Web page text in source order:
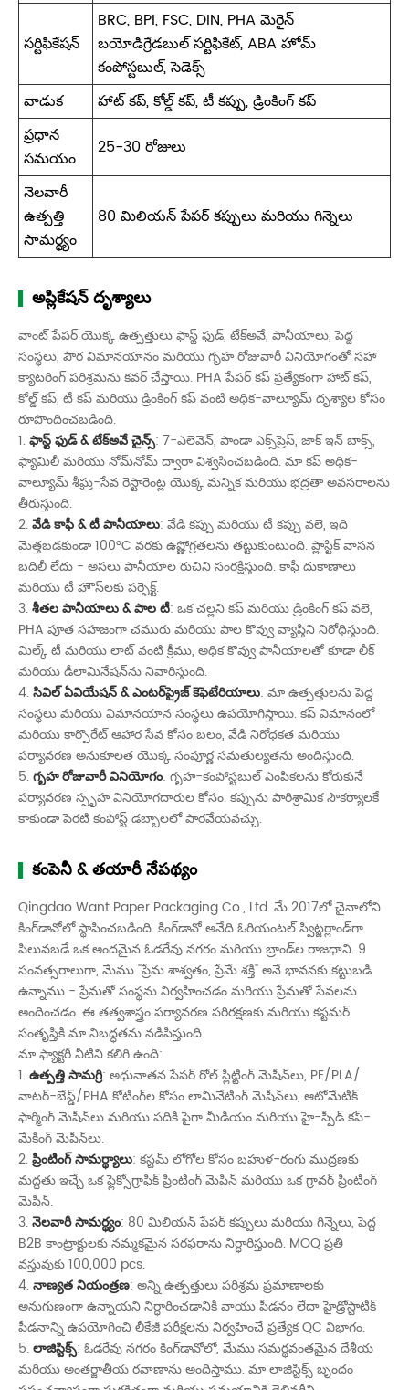
సర్టిఫికేషన్
BRC, BPI, FSC, DIN, PHA మెరైన్
బయోడిగ్రేడబుల్ సర్టిఫికేట్, ABA హోమ్
కంపోస్టబుల్, సెడెక్స్
వాడుక
హాట్ కప్, కోల్డ్ కప్, టీ కప్పు, డ్రింకింగ్ కప్
ప్రధాన
సమయం
25-30 రోజులు
నెలవారీ
ఉత్పత్తి
సామర్థ్యం
80 మిలియన్ పేపర్ కప్పులు మరియు గిన్నెలు
అప్లికేషన్ దృశ్యాలు
వాంట్ పేపర్ యొక్క ఉత్పత్తులు ఫాస్ట్ ఫుడ్, టేక్‌అవే, పానీయాలు, పెద్ద
సంస్థలు, పౌర విమానయానం మరియు గృహ రోజువారీ వినియోగంతో సహా
క్యాటరింగ్ పరిశ్రమను కవర్ చేస్తాయి. PHA పేపర్ కప్ ప్రత్యేకంగా హాట్ కప్,
కోల్డ్ కప్, టీ కప్ మరియు డ్రింకింగ్ కప్ వంటి అధిక-వాల్యూమ్ దృశ్యాల కోసం
రూపొందించబడింది.
1.ఫాస్ట్ ఫుడ్ & టేక్అవే చైన్స్: 7-ఎలెవెన్, పాండా ఎక్స్‌ప్రెస్, జాక్ ఇన్ బాక్స్,
ఫ్యామిలీ మరియు నోమ్‌నోమ్ ద్వారా విశ్వసించబడింది. మా కప్ అధిక-
వాల్యూమ్ శీఘ్ర-సేవ రెస్టారెంట్ల యొక్క మన్నిక మరియు భద్రతా అవసరాలను
తీరుస్తుంది.
2.వేడి కాఫీ & టీ పానీయాలు: వేడి కప్పు మరియు టీ కప్పు వలె, ఇది
మెత్తబడకుండా 100°C వరకు ఉష్ణోగ్రతలను తట్టుకుంటుంది. ప్లాస్టిక్ వాసన
బదిలీ లేదు - అసలు పానీయాల రుచిని సంరక్షిస్తుంది. కాఫీ దుకాణాలు
మరియు టీ హౌస్‌లకు పర్ఫెక్ట్.
3.శీతల పానీయాలు & పాల టీ: ఒక చల్లని కప్ మరియు డ్రింకింగ్ కప్ వలె,
PHA పూత సహజంగా చమురు మరియు పాల కొవ్వు వ్యాప్తిని నిరోధిస్తుంది.
మిల్క్ టీ మరియు లాట్ వంటి క్రీము, అధిక కొవ్వు పానీయాలతో కూడా లీక్
మరియు డీలామినేషన్‌ను నివారిస్తుంది.
4.సివిల్ ఏవియేషన్ & ఎంటర్‌ప్రైజ్ కెఫెటేరియాలు: మా ఉత్పత్తులను పెద్ద
సంస్థలు మరియు విమానయాన సంస్థలు ఉపయోగిస్తాయి. కప్ విమానంలో
మరియు కార్పొరేట్ ఆహార సేవ కోసం బలం, వేడి నిరోధకత మరియు
పర్యావరణ అనుకూలత యొక్క సంపూర్ణ సమతుల్యతను అందిస్తుంది.
5.గృహ రోజువారీ వినియోగం: గృహ-కంపోస్టబుల్ ఎంపికలను కోరుకునే
పర్యావరణ స్పృహ వినియోగదారుల కోసం. కప్పును పారిశ్రామిక సౌకర్యాలకే
కాకుండా పెరటి కంపోస్ట్ డబ్బాలలో పారవేయవచ్చు.
కంపెనీ & తయారీ నేపథ్యం
Qingdao Want Paper Packaging Co., Ltd. మే 2017లో చైనాలోని
కింగ్‌డావోలో స్థాపించబడింది. కింగ్‌డావో అనేది ఓరియంటల్ స్విట్జర్లాండ్‌గా
పిలువబడే ఒక అందమైన ఓడరేవు నగరం మరియు బ్రాండ్‌ల రాజధాని. 9
సంవత్సరాలుగా, మేము "ప్రేమ శాశ్వతం, ప్రేమే శక్తి" అనే భావనకు కట్టుబడి
ఉన్నాము - ప్రేమతో సంస్థను నిర్వహించడం మరియు ప్రేమతో సేవలను
అందించడం. ఈ తత్వశాస్త్రం పర్యావరణ పరిరక్షణకు మరియు కస్టమర్
సంతృప్తికి మా నిబద్ధతను నడిపిస్తుంది.
మా ఫ్యాక్టరీ వీటిని కలిగి ఉంది:
1.ఉత్పత్తి సామగ్రి: అధునాతన పేపర్ రోల్ స్లిట్టింగ్ మెషీన్‌లు, PE/PLA/
వాటర్-బేస్డ్/PHA కోటింగ్‌ల కోసం లామినేటింగ్ మెషీన్‌లు, ఆటోమేటిక్
ఫార్మింగ్ మెషీన్‌లు మరియు పదికి పైగా మీడియం మరియు హై-స్పీడ్ కప్-
మేకింగ్ మెషీన్‌లు.
2.ప్రింటింగ్ సామర్థ్యాలు: కస్టమ్ లోగోల కోసం బహుళ-రంగు ముద్రణకు
మద్దతు ఇచ్చే ఒక ఫ్లెక్సోగ్రాఫిక్ ప్రింటింగ్ మెషిన్ మరియు ఒక గ్రావర్ ప్రింటింగ్
మెషిన్.
3.నెలవారీ సామర్థ్యం: 80 మిలియన్ పేపర్ కప్పులు మరియు గిన్నెలు, పెద్ద
B2B కాంట్రాక్టులకు నమ్మకమైన సరఫరాను నిర్ధారిస్తుంది. MOQ ప్రతి
వస్తువుకు 100,000 pcs.
4.నాణ్యత నియంత్రణ: అన్ని ఉత్పత్తులు పరిశ్రమ ప్రమాణాలకు
అనుగుణంగా ఉన్నాయని నిర్ధారించడానికి వాయు పీడనం లేదా హైడ్రోస్టాటిక్
పీడనాన్ని ఉపయోగించి లీకేజీ పరీక్షలను నిర్వహించే ప్రత్యేక QC విభాగం.
5.లాజిస్టిక్స్: ఓడరేవు నగరం కింగ్‌డావోలో, మేము సమర్థవంతమైన దేశీయ
మరియు అంతర్జాతీయ రవాణాను అందిస్తాము. మా లాజిస్టిక్స్ బృందం